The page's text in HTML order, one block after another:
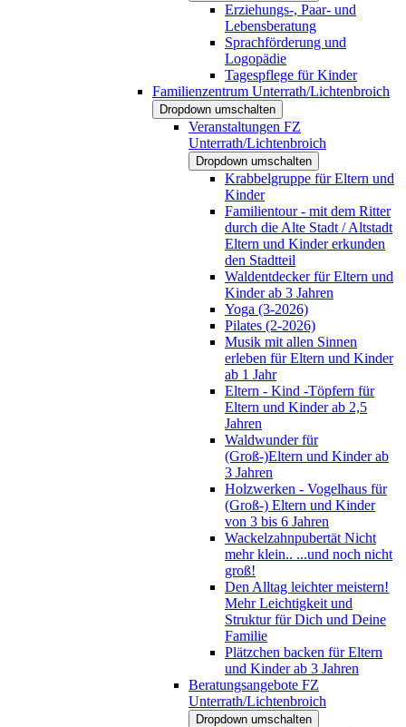
Erziehungs-, Paar- und
Lebensberatung
Sprachförderung und
Logopädie
Tagespflege für Kinder
Familienzentrum Unterrath/Lichtenbroich
Dropdown umschalten
Veranstaltungen FZ
Unterrath/Lichtenbroich
Dropdown umschalten
Krabbelgruppe für Eltern und
Kinder
Familientour - mit dem Ritter
durch die Alte Stadt / Altstadt
Eltern und Kinder erkunden
den Stadtteil
Waldentdecker für Eltern und
Kinder ab 3 Jahren
Yoga (3-2026)
Pilates (2-2026)
Musik mit allen Sinnen
erleben für Eltern und Kinder
ab 1 Jahr
Eltern - Kind -Töpfern für
Eltern und Kinder ab 2,5
Jahren
Waldwunder für
(Groß-)Eltern und Kinder ab
3 Jahren
Holzwerken - Vogelhaus für
(Groß-) Eltern und Kinder
von 3 bis 6 Jahren
Wackelzahnpubertät Nicht
mehr klein.. ...und noch nicht
groß!
Den Alltag leichter meistern!
Mehr Leichtigkeit und
Struktur für Dich und Deine
Familie
Plätzchen backen für Eltern
und Kinder ab 3 Jahren
Beratungsangebote FZ
Unterrath/Lichtenbroich
Dropdown umschalten